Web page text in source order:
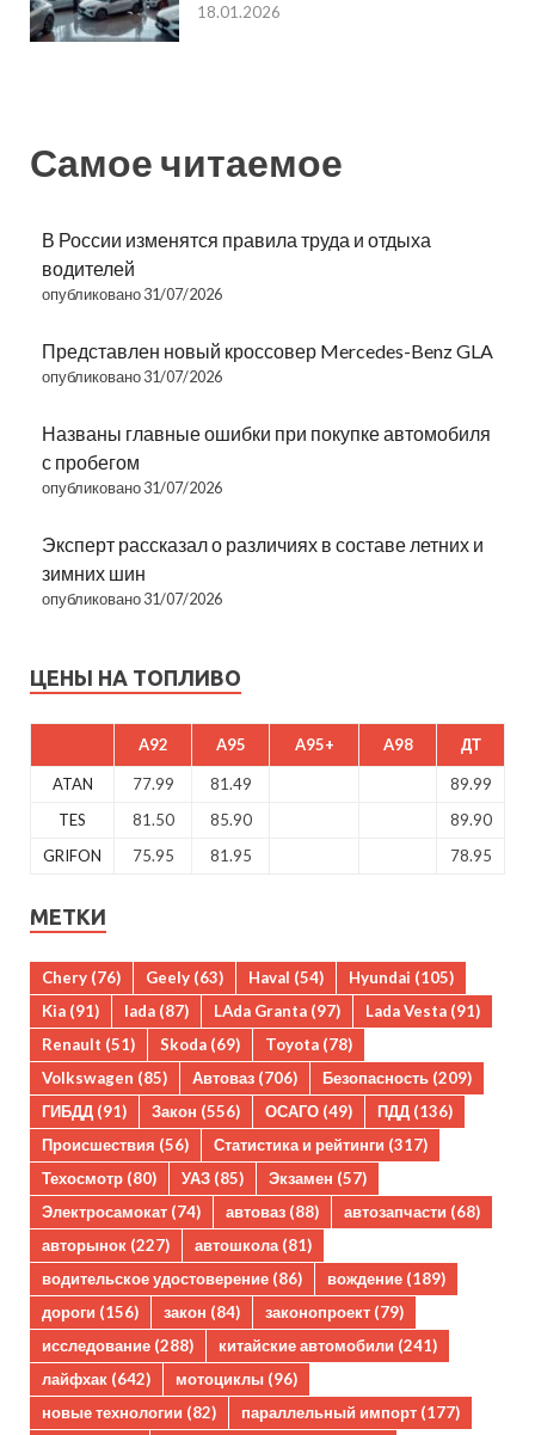
18.01.2026
Самое читаемое
В России изменятся правила труда и отдыха
водителей
опубликовано 31/07/2026
Представлен новый кроссовер Mercedes-Benz GLA
опубликовано 31/07/2026
Названы главные ошибки при покупке автомобиля
с пробегом
опубликовано 31/07/2026
Эксперт рассказал о различиях в составе летних и
зимних шин
опубликовано 31/07/2026
ЦЕНЫ НА ТОПЛИВО
A92 A95 A95+ A98 ДТ
ATAN 77.99 81.49
89.99
TES
81.50 85.90
89.90
GRIFON
75.95 81.95 78.95
МЕТКИ
Chery (76) Geely (63) Haval (54) Hyundai (105)
Kia (91) lada (87) LAda Granta (97) Lada Vesta (91)
Renault (51) Skoda (69) Toyota (78)
Volkswagen (85) Автоваз (706) Безопасность (209)
ГИБДД (91) Закон (556) ОСАГО (49) ПДД (136)
Происшествия (56) Статистика и рейтинги (317)
Техосмотр (80) УАЗ (85) Экзамен (57)
Электросамокат (74) автоваз (88) автозапчасти (68)
авторынок (227) автошкола(81)
водительское удостоверение (86) вождение (189)
дороги (156) закон (84) законопроект (79)
исследование (288) китайские автомобили (241)
лайфхак (642) мотоциклы (96)
новые технологии (82) параллельный импорт (177)